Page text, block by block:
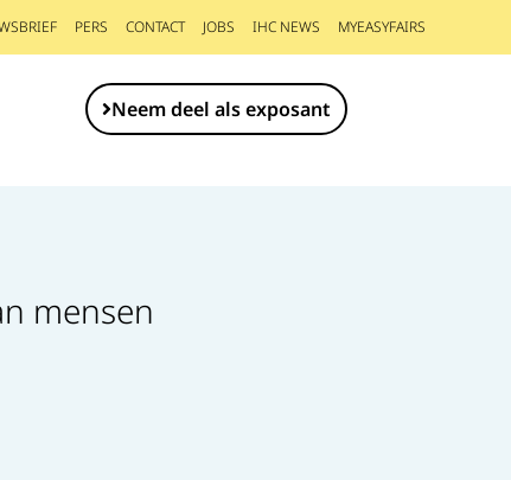
PERS CONTACT JOBS IHC NEWS MYEASYFAIRS
Neem deel als exposant
mensen